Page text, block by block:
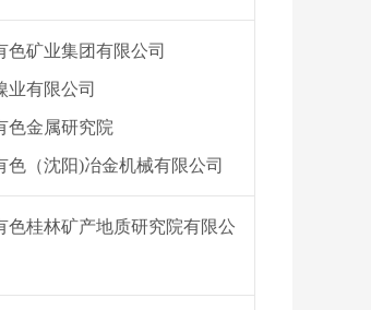
色矿业集团有限公司
业有限公司
色金属研究院
色（沈阳)冶金机械有限公司
色桂林矿产地质研究院有限公